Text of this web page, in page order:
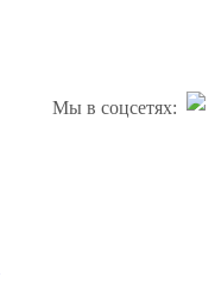
Мы в соцсетях: